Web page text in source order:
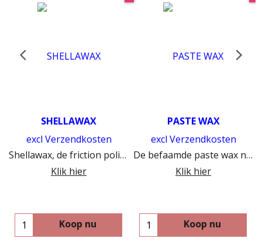
SHELLAWAX
excl Verzendkosten
Shellawax, de friction polish voor houtdraaiers die echt werkt voor een spiegelglad hoogglans resultaat.
Klik hier
Koop nu
PASTE WAX
excl Verzendkosten
De befaamde paste wax nu ook verkrijgbaar bij Meubelrestauratieshop
Klik hier
Koop nu